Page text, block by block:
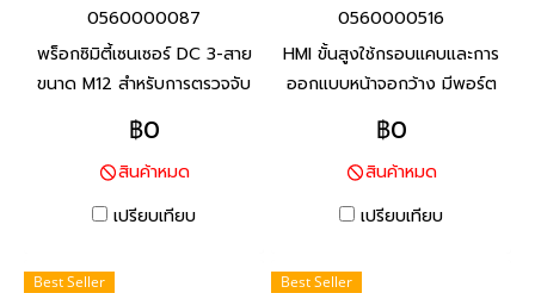
0560000087
พร็อกซิมิตี้เซนเซอร์ DC 3-สาย
ขนาด M12 สำหรับการตรวจจับ
โลหะประเภทเหล็ก ทนต่อสภาพ
แวดล้อมด้วยสายมาตราฐานที่ทำ
จาก PVC ทนน้ำมัน และพื้นผิว
ตรวจจับที่ทำจากวัสดุที่ทนต่อ
฿0
สินค้าหมด
เปรียบเทียบ
0560000516
HMI ขั้นสูงใช้กรอบแคบและการ
ออกแบบหน้าจอกว้าง มีพอร์ต
COM และพอร์ต Ethernet
มากกว่าหนึ่งพอร์ต มีฟังก์ชัน
ป้อนข้อมูลหลายภาษา ช่วยให้
ลูกค้าทั่วโลกใช้งานได้ง่าย
฿0
สินค้าหมด
เปรียบเทียบ
Best Seller Best Seller